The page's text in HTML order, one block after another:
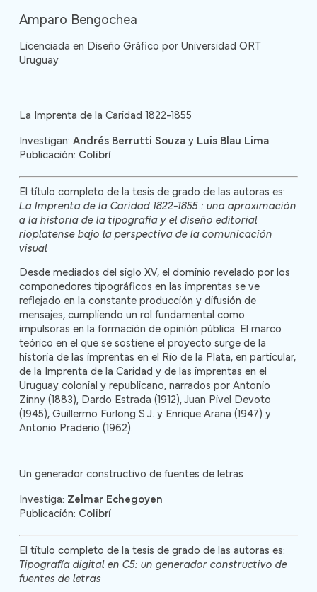
Amparo Bengochea
Licenciada en Diseño Gráfico por Universidad ORT
Uruguay
La Imprenta de la Caridad 1822-1855
Investigan: Andrés Berrutti Souzay Luis Blau Lima
Publicación: Colibrí
El título completo de la tesis de grado de las autoras es:
La Imprenta de la Caridad 1822-1855 : una aproximación
a la historia de la tipografía y el diseño editorial
rioplatense bajo la perspectiva de la comunicación
visual
Desde mediados del siglo XV, el dominio revelado por los
componedores tipográficos en las imprentas se ve
reflejado en la constante producción y difusión de
mensajes, cumpliendo un rol fundamental como
impulsoras en la formación de opinión pública. El marco
teórico en el que se sostiene el proyecto surge de la
historia de las imprentas en el Río de la Plata, en particular,
de la Imprenta de la Caridad y de las imprentas en el
Uruguay colonial y republicano, narrados por Antonio
Zinny (1883), Dardo Estrada (1912), Juan Pivel Devoto
(1945), Guillermo Furlong S.J. y Enrique Arana (1947) y
Antonio Praderio (1962).
Un generador constructivo de fuentes de letras
Investiga: Zelmar Echegoyen
Publicación: Colibrí
El título completo de la tesis de grado de las autoras es:
Tipografía digital en C5: un generador constructivo de
fuentes de letras